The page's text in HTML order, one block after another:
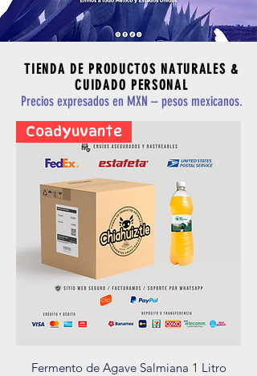
Coadyuvante
Fermento de Agave Salmiana 1 Litro
TIENDA DE PRODUCTOS NATURALES&
CUIDADO PERSONAL
Precios expresados en MXN – pesos mexicanos.